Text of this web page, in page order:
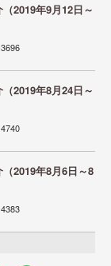
2019年9月12日～
2019年8月24日～
（2019年8月6日～8